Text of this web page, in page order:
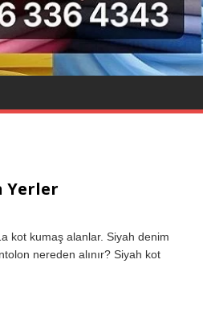
Yerler
kot kumaş alanlar. Siyah denim
nereden alınır? Siyah kot